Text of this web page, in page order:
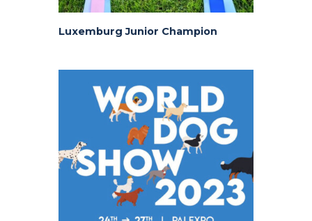
Luxemburg Junior Champion